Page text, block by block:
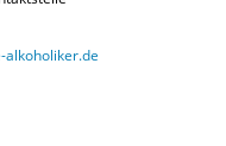
alkoholiker.de